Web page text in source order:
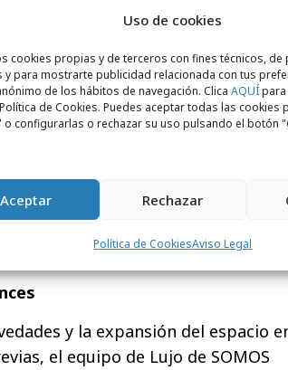
Uso de cookies
cookies propias y de terceros con fines técnicos, de
y para mostrarte publicidad relacionada con tus
de los hábitos de navegación. Clica AQUÍ
de Cookies. Puedes aceptar todas las cookies
o configurarlas o rechazar su uso pulsando el botón
Aceptar Rechazar
Política de CookiesAviso Legal
diseñado para esta ocasión.
interactivo en el cual las
sus experiencias
hace la vida bella. Además, se
en 360º para la creación de
escenario que incorporaba un
presentó una actuación en
quien interpretó la
de Louis Amstrong, sintonía de
y la expansión del espacio
el equipo de Lujo de SOMOS